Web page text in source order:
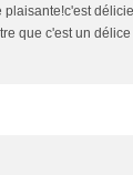
que c'est un